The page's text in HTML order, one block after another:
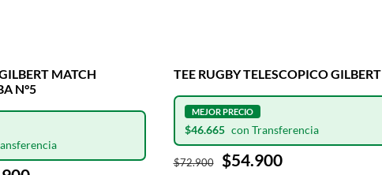
MATCH
N°5
TEE RUGBY TELESCOPICO GILBERT
$72.900 $54.900
$46.665